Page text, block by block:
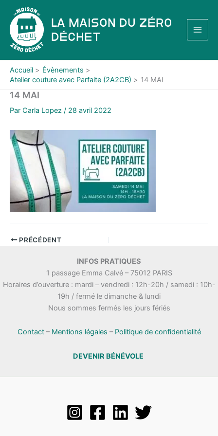
contenu
La Maison du Zéro
Déchet
Accueil
Évènements
Atelier couture avec Parfaite (2A2CB)
14 MAI
14 MAI
Par Carla Lopez / 28 avril 2022
PRÉCÉDENT
INFOS PRATIQUES
1 passage Emma Calvé – 75012 PARIS
Horaires d’ouverture : mardi – vendredi : 12h-20h / samedi : 10h-
19h / fermé le dimanche & lundi
Nous sommes fermés les jours fériés
Contact– Mentions légales – Politique de confidentialité
DEVENIR BÉNÉVOLE